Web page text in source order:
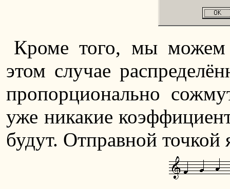
Кроме того, мы
этом случае
пропорционально
уже никакие
будут. Отправной точкой